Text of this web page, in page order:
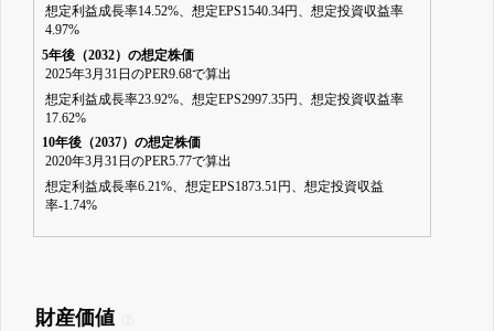
想定利益成長率14.52%、想定EPS1540.34円、想定投資収益率
4.97%
5年後（2032）の想定株価
2025年3月31日のPER9.68で算出
想定利益成長率23.92%、想定EPS2997.35円、想定投資収益率
17.62%
10年後（2037）の想定株価
2020年3月31日のPER5.77で算出
想定利益成長率6.21%、想定EPS1873.51円、想定投資収益
率-1.74%
財産価値